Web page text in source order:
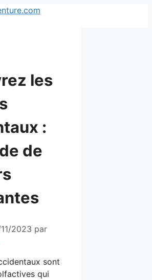
les
:
de
2023 par
sont
qui